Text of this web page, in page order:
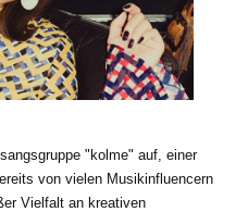
"kolme" auf, einer
von vielen Musikinfluencern
Vielfalt an kreativen